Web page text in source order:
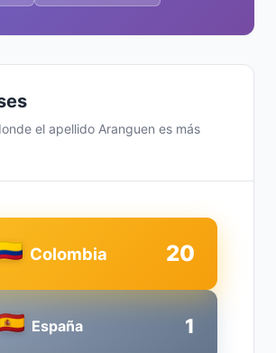
el apellido Aranguen es más
España 1
Colombia 20